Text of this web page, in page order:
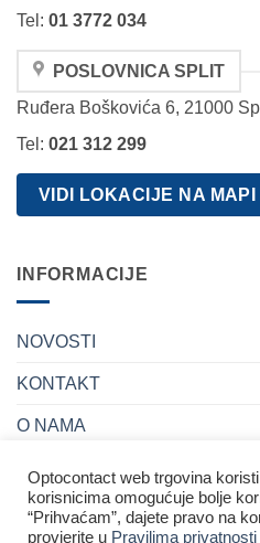
Tel: 01 3772 034
POSLOVNICA SPLIT
Ruđera Boškovića 6, 21000
Tel: 021 312 299
VIDI LOKACIJE NA MAPI
INFORMACIJE
NOVOSTI
KONTAKT
O NAMA
POSLOVNICE
PRAVILA
Optocontact web trgovina
korisnicima omogućuje bolje
“Prihvaćam”, dajete pravo na
provjerite u Pravilima privatnosti